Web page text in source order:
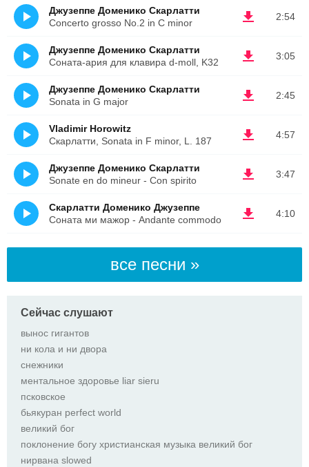
2:54
Джузеппе Доменико Скарлатти
Concerto grosso No.2 in C minor
3:05
Джузеппе Доменико Скарлатти
Соната-ария для клавира d-moll, K32
2:45
Джузеппе Доменико Скарлатти
Sonata in G major
4:57
Vladimir Horowitz
Скарлатти, Sonata in F minor, L. 187
3:47
Джузеппе Доменико Скарлатти
Sonate en do mineur - Con spirito
4:10
Скарлатти Доменико Джузеппе
Соната ми мажор - Andante commodo
все песни »
Сейчас слушают
вынос гигантов
ни кола и ни двора
снежники
ментальное здоровье liar sieru
псковское
бьякуран perfect world
великий бог
поклонение богу христианская музыка великий бог
нирвана slowed